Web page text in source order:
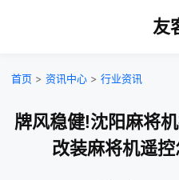
友
首页 > 资讯中心 > 行业资讯
牌风稳健!沈阳麻将
改装麻将机遥